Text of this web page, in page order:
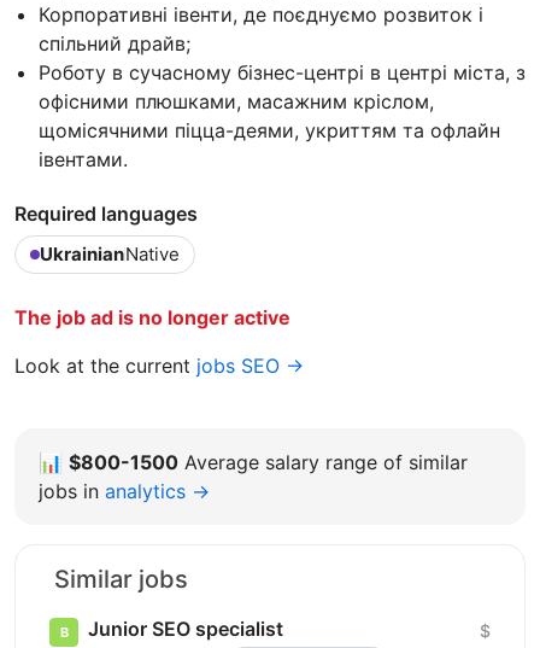
Корпоративні івенти, де поєднуємо розвиток і
спільний драйв;
Роботу в сучасному бізнес-центрі в центрі міста, з
офісними плюшками, масажним кріслом,
щомісячними піцца-деями, укриттям та офлайн
івентами.
Required languages
UkrainianNative
The job ad is no longer active
Look at the current jobs SEO →
📊 $800-1500 Average salary range of similar
jobs in analytics →
Similar jobs
Junior SEO specialist $